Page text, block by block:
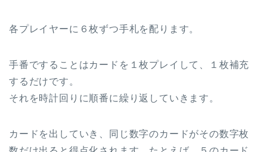
各プレイヤーに６枚ずつ手札を配ります。
手番ですることはカードを１枚プレイして、１枚補充
するだけです。
それを時計回りに順番に繰り返していきます。
カードを出していき、同じ数字のカードがその数字枚